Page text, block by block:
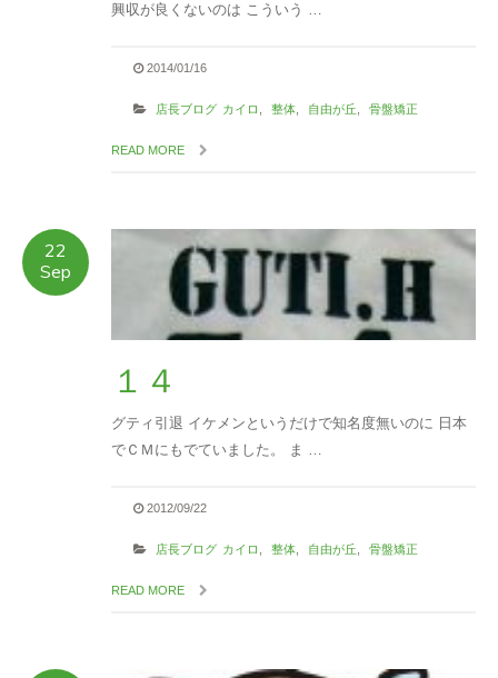
興収が良くないのは こういう …
2014/01/16
店長ブログ カイロ 整体 自由が丘 骨盤矯正
READ MORE
22
Sep
１４
グティ引退 イケメンというだけで知名度無いのに 日本
でＣＭにもでていました。 ま …
2012/09/22
店長ブログ カイロ 整体 自由が丘 骨盤矯正
READ MORE